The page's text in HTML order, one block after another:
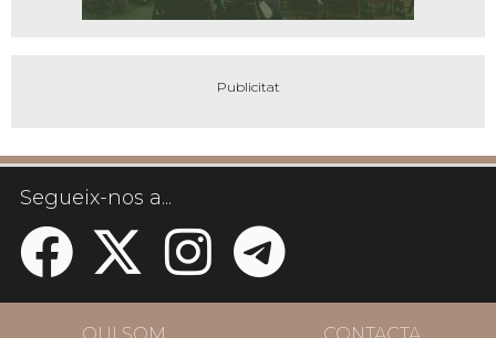
Segueix-nos a...